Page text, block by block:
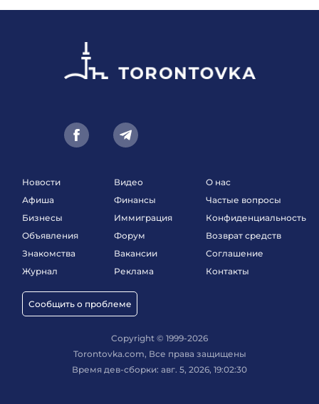
Новости
Афиша
Бизнесы
Объявления
Знакомства
Журнал
Сообщить о проблеме
Видео
Финансы
Иммиграция
Форум
Вакансии
Реклама
О нас
Частые вопросы
Конфиденциальность
Возврат средств
Соглашение
Контакты
Copyright © 1999-2026
Torontovka.com, Все права защищены
Время дев-сборки: авг. 5, 2026, 19:02:30